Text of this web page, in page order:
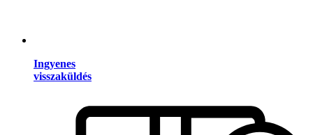
Ingyenes
visszaküldés